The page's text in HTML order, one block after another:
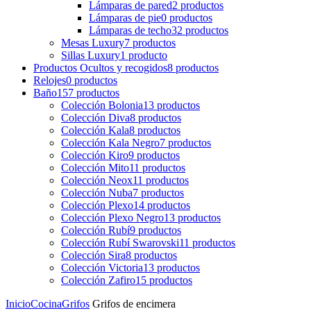
Lámparas de pared2 productos
Lámparas de pie0 productos
Lámparas de techo32 productos
Mesas Luxury7 productos
Sillas Luxury1 producto
Productos Ocultos y recogidos8 productos
Relojes0 productos
Baño157 productos
Colección Bolonia13 productos
Colección Diva8 productos
Colección Kala8 productos
Colección Kala Negro7 productos
Colección Kiro9 productos
Colección Mito11 productos
Colección Neox11 productos
Colección Nuba7 productos
Colección Plexo14 productos
Colección Plexo Negro13 productos
Colección Rubí9 productos
Colección Rubí Swarovski11 productos
Colección Sira8 productos
Colección Victoria13 productos
Colección Zafiro15 productos
InicioCocinaGrifos Grifos de encimera